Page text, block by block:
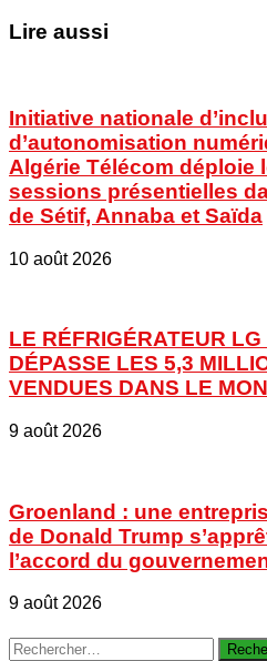
Lire aussi
Initiative nationale
d’autonomisation
Algérie Télécom déploie
sessions présentielles
de Sétif, Annaba et Saïda
10 août 2026
LE RÉFRIGÉRATEUR
DÉPASSE LES 5,3
VENDUES DANS LE
9 août 2026
Groenland : une
de Donald Trump
l’accord du
9 août 2026
Rechercher :